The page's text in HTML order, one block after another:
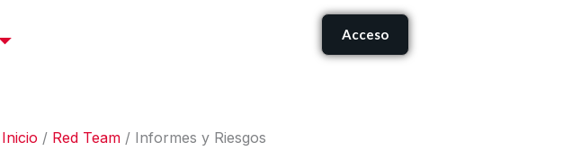
Acceso
Inicio / Red Team / Informes y Riesgos
Riesgos